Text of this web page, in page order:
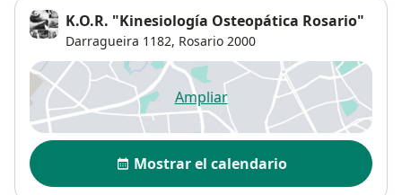
K.O.R. "Kinesiología Osteopática Rosario"
Darragueira 1182, Rosario 2000
Ampliarse abre en una nueva
Disponibilidad
Mostrar el calendario